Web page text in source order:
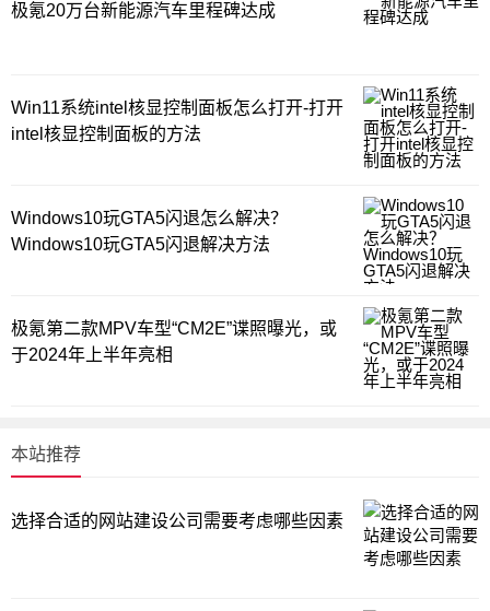
极氪20万台新能源汽车里程碑达成
Win11系统intel核显控制面板怎么打开-打开
intel核显控制面板的方法
Windows10玩GTA5闪退怎么解决？
Windows10玩GTA5闪退解决方法
极氪第二款MPV车型“CM2E”谍照曝光，或
于2024年上半年亮相
本站推荐
选择合适的网站建设公司需要考虑哪些因素